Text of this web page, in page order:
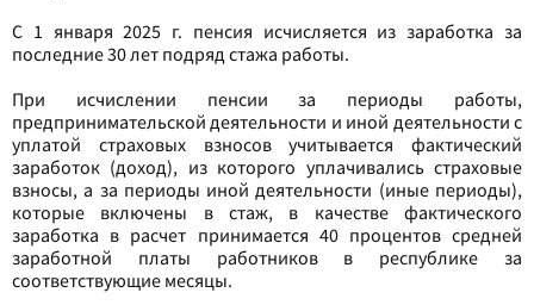
С 1 января 2025 г. пенсия исчисляется из заработка за
последние 30 лет подряд стажа работы.
При исчислении пенсии за периоды работы,
предпринимательской деятельности и иной деятельности с
уплатой страховых взносов учитывается фактический
заработок (доход), из которого уплачивались страховые
взносы, а за периоды иной деятельности (иные периоды),
которые включены в стаж, в качестве фактического
заработка в расчет принимается 40 процентов средней
заработной платы работников в республике за
соответствующие месяцы.